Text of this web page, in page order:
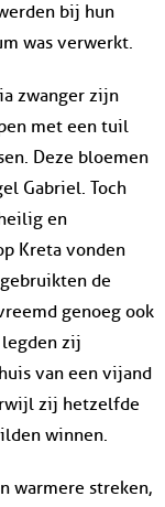
bij hun
was verwerkt.
zwanger zijn
met een tuil
Deze bloemen
Gabriel. Toch
en
Kreta vonden
de
genoeg ook
zij
van een vijand
zij hetzelfde
winnen.
warmere streken,